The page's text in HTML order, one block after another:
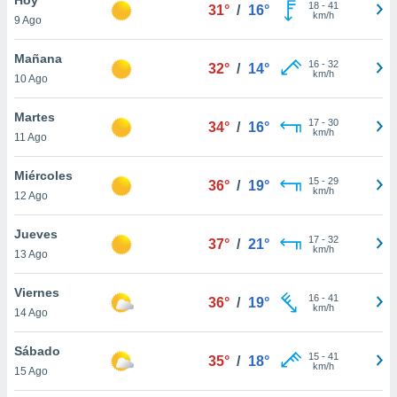
en
más
nuestra
de
cookies
aceptar
9 Ago
31° / 16° 18- 41
km/h
Mañana
10 Ago
32° / 14° 16- 32
km/h
Martes
11 Ago
34° / 16° 17- 30
km/h
Miércoles
12 Ago
36° / 19° 15- 29
km/h
Jueves
13 Ago
37° / 21° 17- 32
km/h
Viernes
14 Ago
36° / 19° 16- 41
km/h
Sábado
15 Ago
35° / 18° 15- 41
km/h